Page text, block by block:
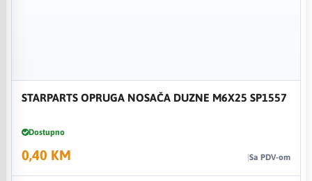
STARPARTS OPRUGA NOSAČA DUZNE M6X25 SP1557
Dostupno
0,40 KM Sa PDV-om